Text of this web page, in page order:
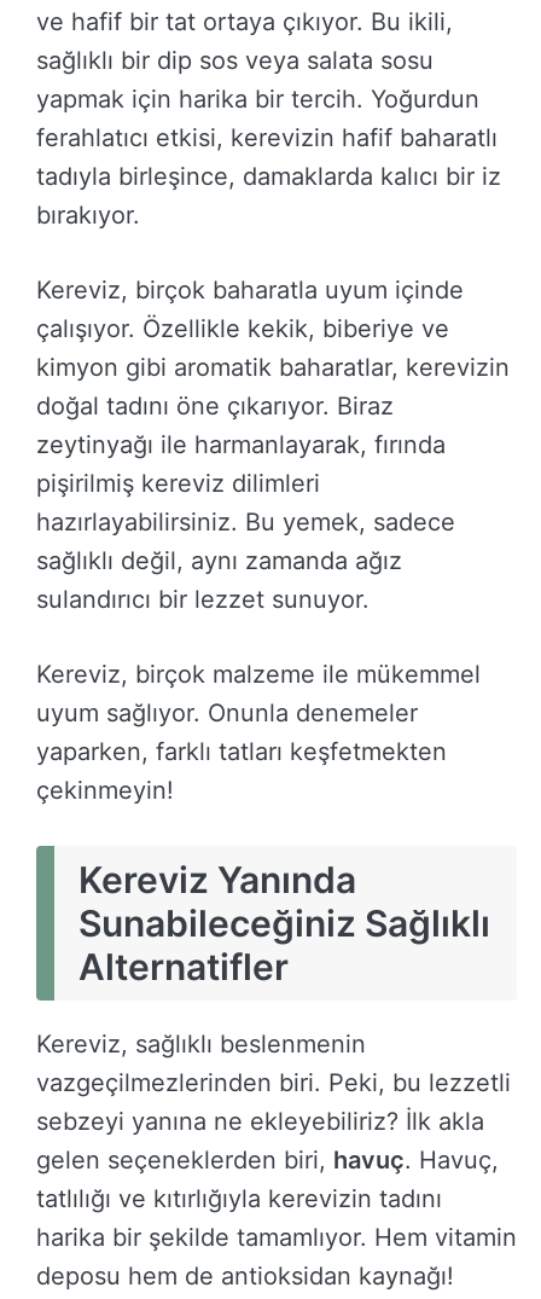
ve hafif bir tat ortaya çıkıyor. Bu ikili,
sağlıklı bir dip sos veya salata sosu
yapmak için harika bir tercih. Yoğurdun
ferahlatıcı etkisi, kerevizin hafif baharatlı
tadıyla birleşince, damaklarda kalıcı bir iz
bırakıyor.
Kereviz, birçok baharatla uyum içinde
çalışıyor. Özellikle kekik, biberiye ve
kimyon gibi aromatik baharatlar, kerevizin
doğal tadını öne çıkarıyor. Biraz
zeytinyağı ile harmanlayarak, fırında
pişirilmiş kereviz dilimleri
hazırlayabilirsiniz. Bu yemek, sadece
sağlıklı değil, aynı zamanda ağız
sulandırıcı bir lezzet sunuyor.
Kereviz, birçok malzeme ile mükemmel
uyum sağlıyor. Onunla denemeler
yaparken, farklı tatları keşfetmekten
çekinmeyin!
Kereviz Yanında
Sunabileceğiniz Sağlıklı
Alternatifler
Kereviz, sağlıklı beslenmenin
vazgeçilmezlerinden biri. Peki, bu lezzetli
sebzeyi yanına ne ekleyebiliriz? İlk akla
gelen seçeneklerden biri, havuç. Havuç,
tatlılığı ve kıtırlığıyla kerevizin tadını
harika bir şekilde tamamlıyor. Hem vitamin
deposu hem de antioksidan kaynağı!